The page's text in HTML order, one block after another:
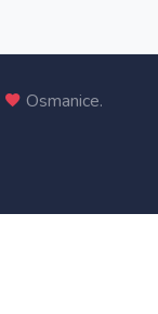
Osmanice.